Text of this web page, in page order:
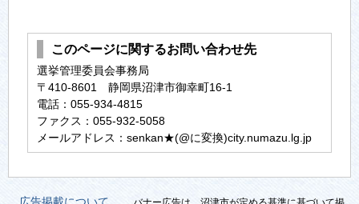
このページに関するお問い合わせ先
選挙管理委員会事務局
〒410-8601 静岡県沼津市御幸町16-1
電話：055-934-4815
ファクス：055-932-5058
メールアドレス：senkan★(@に変換)city.numazu.lg.jp